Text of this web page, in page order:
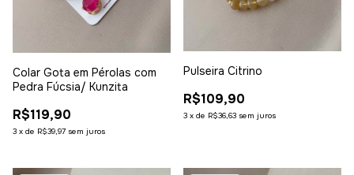
Colar Gota em Pérolas com
Pedra Fúcsia/ Kunzita
R$119,90
3 x de R$39,97 sem juros
Pulseira Citrino
R$109,90
3 x de R$36,63 sem juros